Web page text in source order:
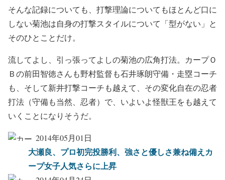
そんな記録についても、打撃理論についてもほとんど口に
しない菊池は自身の打撃スタイルについて「型がない」と
そのひとことだけ。
流してよし、引っ張ってよしの菊池の広角打法。カープＯ
Ｂの前田智徳さんも野村監督も石井琢朗守備・走塁コーチ
も、そして新井打撃コーチも越えて、その変化自在の忍者
打法（守備も当然、忍者）で、いよいよ怪獣王をも越えて
いくことになりそうだ。
2014年05月01日
大瀬良、プロ初完投勝利、強さと優しさ兼ね備えカ
ープ女子人気さらに上昇